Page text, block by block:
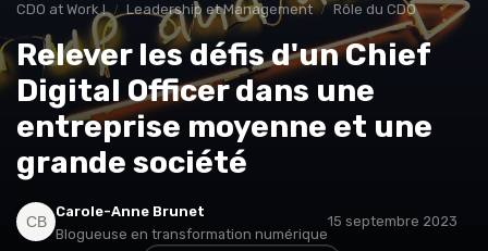
CDO at Work ! Leadership et Management Rôle du CDO
Relever les défis d'un Chief
Digital Officer dans une
entreprise moyenne et une
grande société
Carole-Anne Brunet
Blogueuse en transformation numérique
15 septembre 2023